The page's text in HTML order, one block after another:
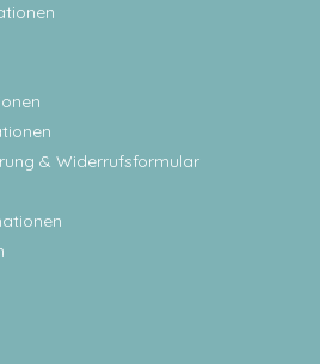
& Widerrufsformular